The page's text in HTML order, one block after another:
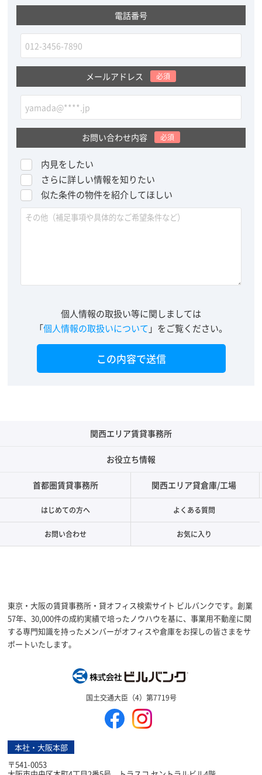
電話番号
メールアドレス 必須
お問い合わせ内容 必須
内見をしたい
さらに詳しい情報を知りたい
似た条件の物件を紹介してほしい
個人情報の取扱い等に関しましては
「個人情報の取扱いについて 」をご覧ください。
関西エリア賃貸事務所
お役立ち情報
首都圏賃貸事務所 関西エリア貸倉庫/工場
はじめての方へ よくある質問
お問い合わせ お気に入り
東京・大阪の賃貸事務所・貸オフィス検索サイト ビルバンクです。創業
57年、30,000件の成約実績で培ったノウハウを基に、事業用不動産に関
する専門知識を持ったメンバーがオフィスや倉庫をお探しの皆さまをサ
ポートいたします。
国土交通大臣（4）第7719号
本社・大阪本部
〒541-0053